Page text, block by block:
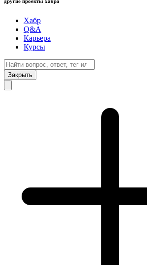
Хабр
Q&A
Карьера
Курсы
Закрыть